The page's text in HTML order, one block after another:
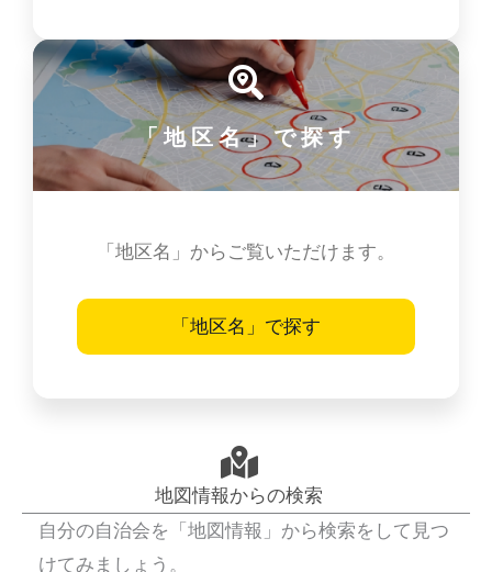
「地区名」で探す
「地区名」からご覧いただけます。
「地区名」で探す
地図情報からの検索
自分の自治会を「地図情報」から検索をして見つ
けてみましょう。